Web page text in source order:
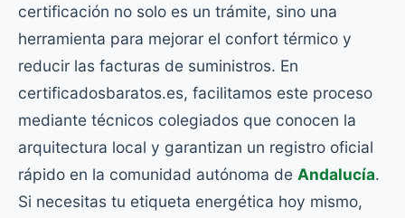
certificación no solo es un trámite, sino una
herramienta para mejorar el confort térmico y
reducir las facturas de suministros. En
certificadosbaratos.es, facilitamos este proceso
mediante técnicos colegiados que conocen la
arquitectura local y garantizan un registro oficial
rápido en la comunidad autónoma de Andalucía.
Si necesitas tu etiqueta energética hoy mismo,